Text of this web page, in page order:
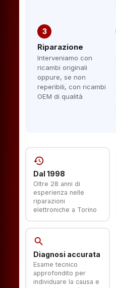
3
Riparazione
Interveniamo con
ricambi originali
oppure, se non
reperibili, con ricambi
OEM di qualità
history
Dal 1998
Oltre 28 anni di
esperienza nelle
riparazioni
elettroniche a Torino
search
Diagnosi accurata
Esame tecnico
approfondito per
individuare la causa e